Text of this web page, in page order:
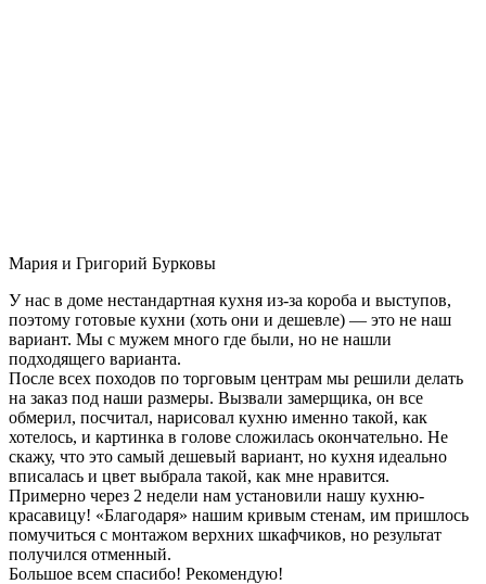
Мария и Григорий Бурковы
У нас в доме нестандартная кухня из-за короба и выступов,
поэтому готовые кухни (хоть они и дешевле) — это не наш
вариант. Мы с мужем много где были, но не нашли
подходящего варианта.
После всех походов по торговым центрам мы решили делать
на заказ под наши размеры. Вызвали замерщика, он все
обмерил, посчитал, нарисовал кухню именно такой, как
хотелось, и картинка в голове сложилась окончательно. Не
скажу, что это самый дешевый вариант, но кухня идеально
вписалась и цвет выбрала такой, как мне нравится.
Примерно через 2 недели нам установили нашу кухню-
красавицу! «Благодаря» нашим кривым стенам, им пришлось
помучиться с монтажом верхних шкафчиков, но результат
получился отменный.
Большое всем спасибо! Рекомендую!